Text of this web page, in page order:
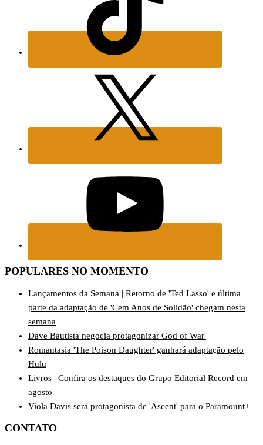
POPULARES NO MOMENTO
Lançamentos da Semana | Retorno de 'Ted Lasso' e última
parte da adaptação de 'Cem Anos de Solidão' chegam nesta
semana
Dave Bautista negocia protagonizar God of War'
Romantasia 'The Poison Daughter' ganhará adaptação pelo
Hulu
Livros | Confira os destaques do Grupo Editorial Record em
agosto
Viola Davis será protagonista de 'Ascent' para o Paramount+
CONTATO